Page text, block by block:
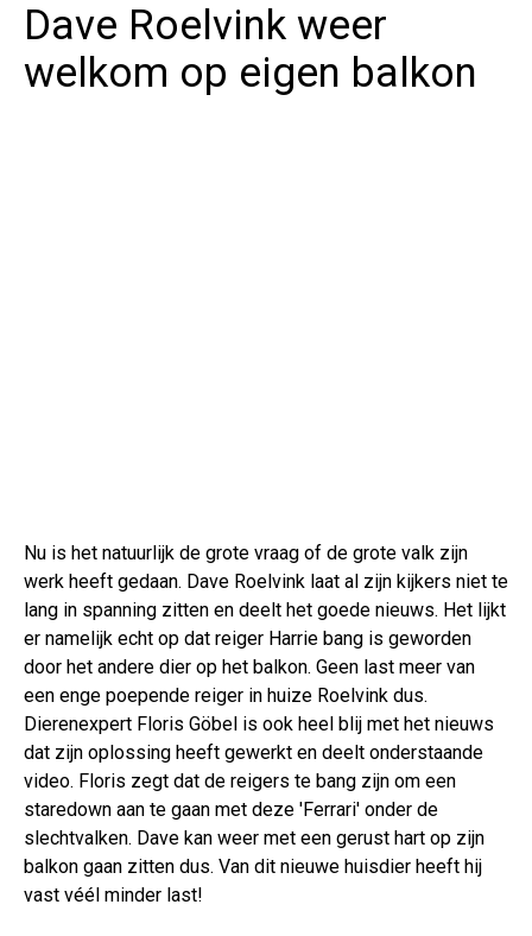
Dave Roelvink weer
welkom op eigen balkon
Nu is het natuurlijk de grote vraag of de grote valk zijn
werk heeft gedaan. Dave Roelvink laat al zijn kijkers niet te
lang in spanning zitten en deelt het goede nieuws. Het lijkt
er namelijk echt op dat reiger Harrie bang is geworden
door het andere dier op het balkon. Geen last meer van
een enge poepende reiger in huize Roelvink dus.
Dierenexpert Floris Göbel is ook heel blij met het nieuws
dat zijn oplossing heeft gewerkt en deelt onderstaande
video. Floris zegt dat de reigers te bang zijn om een
staredown aan te gaan met deze 'Ferrari' onder de
slechtvalken. Dave kan weer met een gerust hart op zijn
balkon gaan zitten dus. Van dit nieuwe huisdier heeft hij
vast véél minder last!